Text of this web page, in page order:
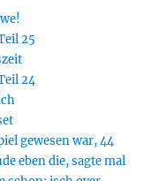
25
24
gewesen war, 44
eben die, sagte mal